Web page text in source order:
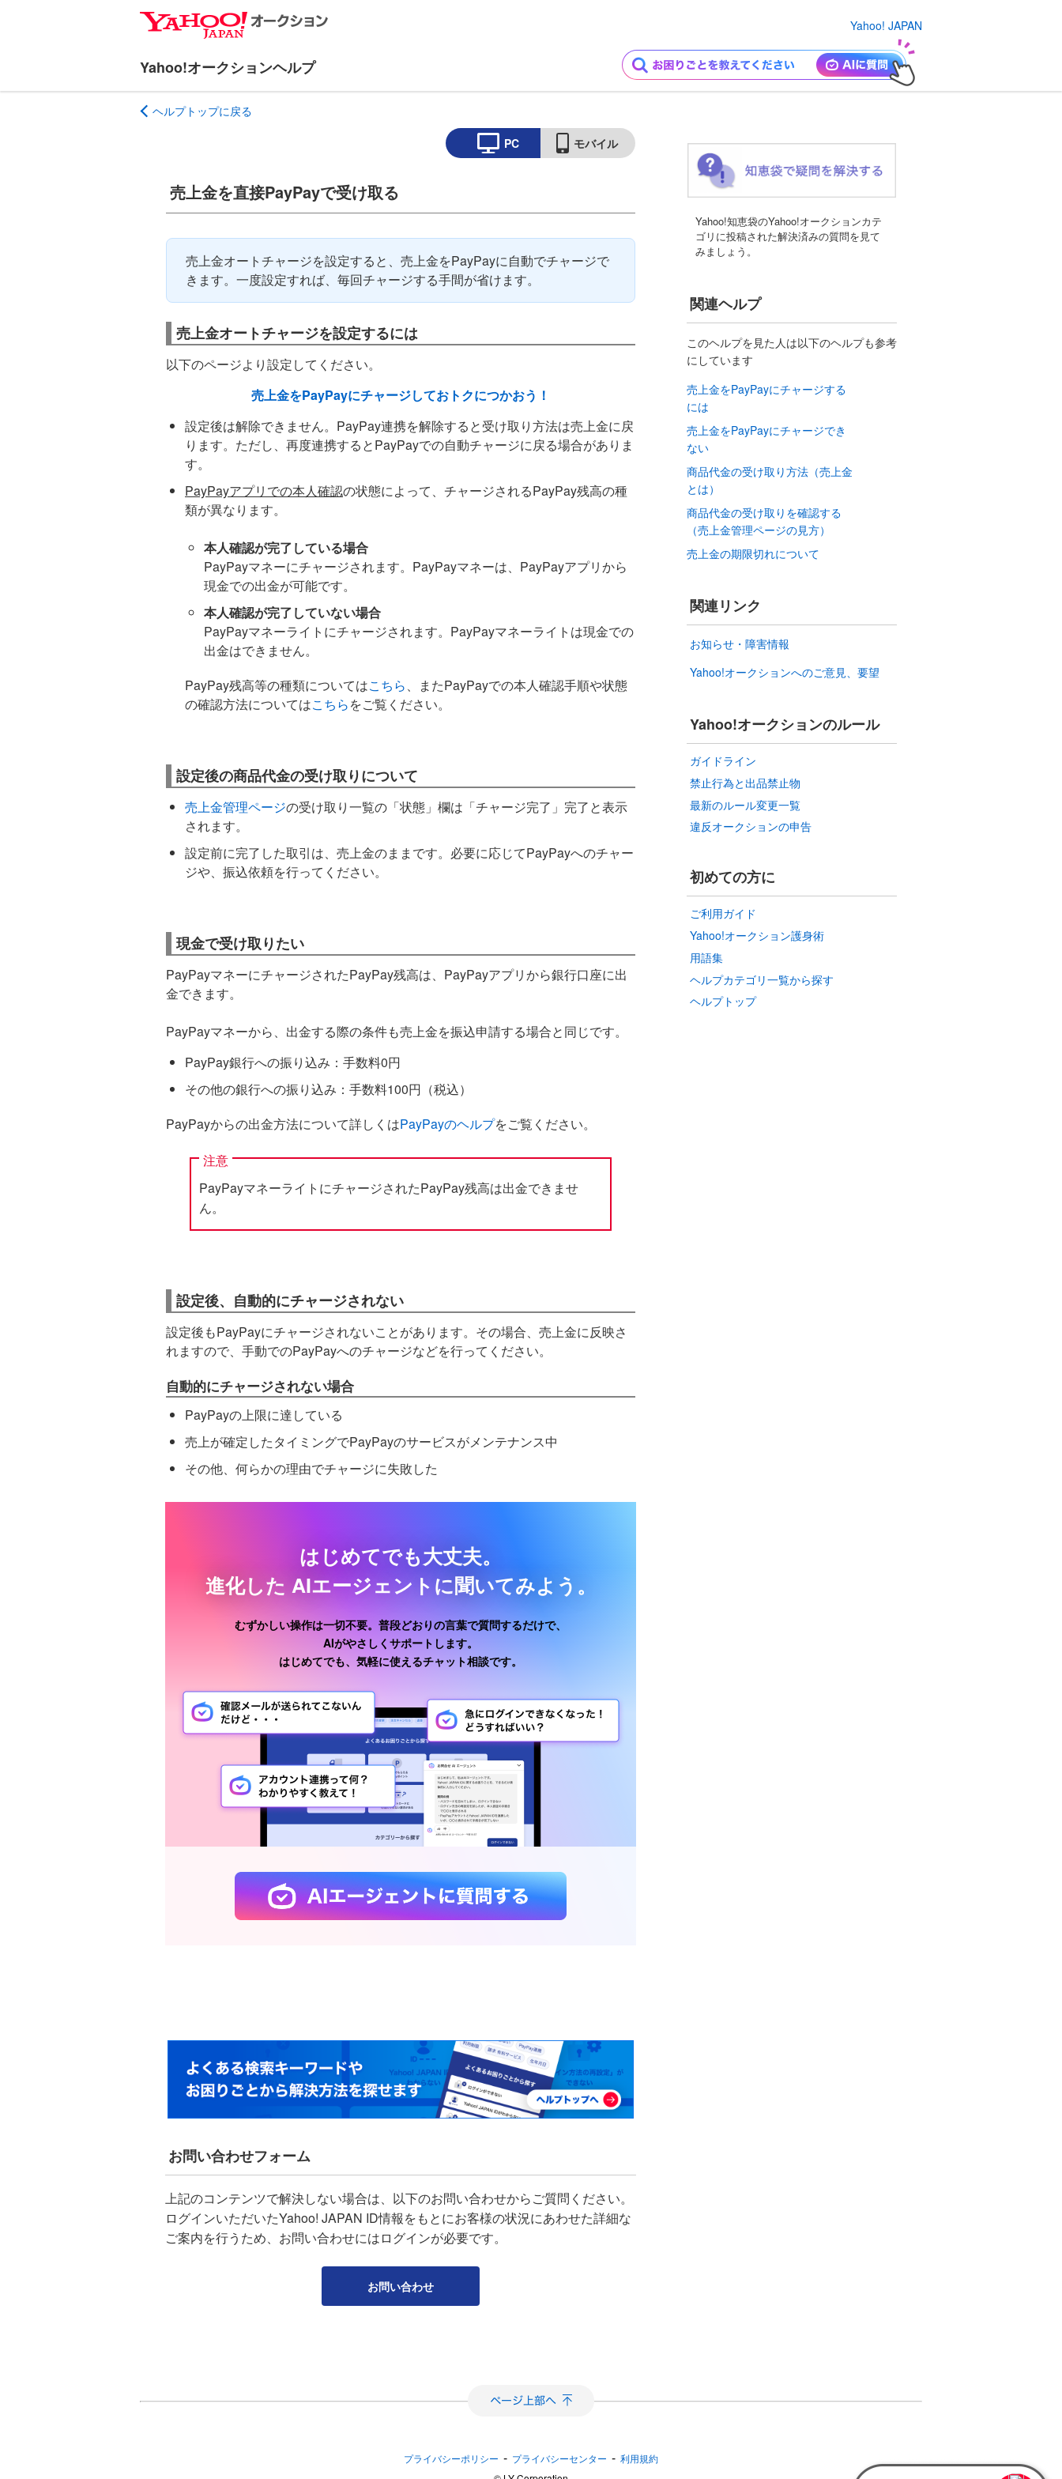
シ
ン
Yahoo! JAPAN
ヘルプトップに戻る
PC モバイル
売上金を直接PayPayで受け取る
売上金オートチャージを設定すると、売上金をPayPayに自動でチャージで
きます。一度設定すれば、毎回チャージする手間が省けます。
売上金オートチャージを設定するには
以下のページより設定してください。
売上金をPayPayにチャージしておトクにつかおう！
設定後は解除できません。PayPay連携を解除すると受け取り方法は売上金に戻
ります。ただし、再度連携するとPayPayでの自動チャージに戻る場合がありま
す。
PayPayアプリでの本人確認の状態によって、チャージされるPayPay残高の種
類が異なります。
本人確認が完了している場合
PayPayマネーにチャージされます。PayPayマネーは、PayPayアプリから
現金での出金が可能です。
本人確認が完了していない場合
PayPayマネーライトにチャージされます。PayPayマネーライトは現金での
出金はできません。
PayPay残高等の種類についてはこちら、またPayPayでの本人確認手順や状態
の確認方法についてはこちらをご覧ください。
設定後の商品代金の受け取りについて
売上金管理ページの受け取り一覧の「状態」欄は「チャージ完了」完了と表示
されます。
設定前に完了した取引は、売上金のままです。必要に応じてPayPayへのチャー
ジや、振込依頼を行ってください。
現金で受け取りたい
PayPayマネーにチャージされたPayPay残高は、PayPayアプリから銀行口座に出
金できます。
PayPayマネーから、出金する際の条件も売上金を振込申請する場合と同じです。
PayPay銀行への振り込み：手数料0円
その他の銀行への振り込み：手数料100円（税込）
PayPayからの出金方法について詳しくはPayPayのヘルプをご覧ください。
注意
PayPayマネーライトにチャージされたPayPay残高は出金できませ
ん。
設定後、自動的にチャージされない
設定後もPayPayにチャージされないことがあります。その場合、売上金に反映さ
れますので、手動でのPayPayへのチャージなどを行ってください。
自動的にチャージされない場合
PayPayの上限に達している
売上が確定したタイミングでPayPayのサービスがメンテナンス中
その他、何らかの理由でチャージに失敗した
はじめてでも大丈夫。
進化した AIエージェントに聞いてみよう。
むずかしい操作は一切不要。普段どおりの言葉で質問するだけで、
AIがやさしくサポートします。
はじめてでも、気軽に使えるチャット相談です。
お問い合わせフォーム
上記のコンテンツで解決しない場合は、以下のお問い合わせからご質問ください。
ログインいただいたYahoo! JAPAN ID情報をもとにお客様の状況にあわせた詳細な
ご案内を行うため、お問い合わせにはログインが必要です。
お問い合わせ
Yahoo!知恵袋のYahoo!オークションカテ
ゴリに投稿された解決済みの質問を見て
みましょう。
関連ヘルプ
このヘルプを見た人は以下のヘルプも参考
にしています
売上金をPayPayにチャージする
には
売上金をPayPayにチャージでき
ない
商品代金の受け取り方法（売上金
とは）
商品代金の受け取りを確認する
（売上金管理ページの見方）
売上金の期限切れについて
関連リンク
お知らせ・障害情報
Yahoo!オークションへのご意見、要望
Yahoo!オークションのルール
ガイドライン
禁止行為と出品禁止物
最新のルール変更一覧
違反オークションの申告
初めての方に
ご利用ガイド
Yahoo!オークション護身術
用語集
ヘルプカテゴリ一覧から探す
ヘルプトップ
プライバシーポリシー - プライバシーセンター - 利用規約